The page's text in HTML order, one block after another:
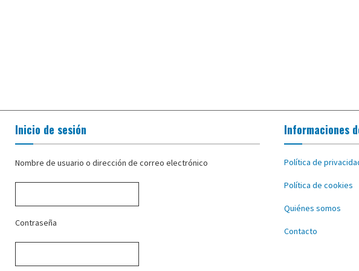
Inicio de sesión
Nombre de usuario o dirección de correo electrónico
Contraseña
Informaciones
Política de
Política de cookies
Quiénes somos
Contacto